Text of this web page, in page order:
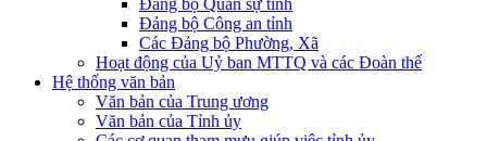
Đảng bộ Công an tỉnh
Các Đảng bộ Phường, Xã
Hoạt động của Uỷ ban MTTQ và các Đoàn thể
Hệ thống văn bản
Văn bản của Trung ương
Văn bản của Tỉnh ủy